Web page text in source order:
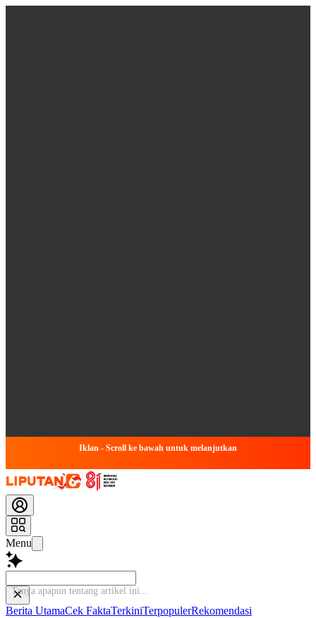
Iklan - Scroll ke bawah untuk melanjutkan
Menu
Tanya apapun
Berita UtamaCek FaktaTerkiniTerpopulerRekomendasi